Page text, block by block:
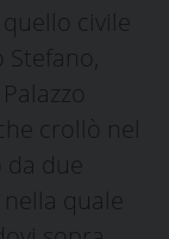
civile
crollò nel
due
quale